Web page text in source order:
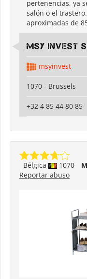
pertenencias, ya
salón o el
aproximadas de
MSY INVEST
msyinvest
1070 - Brussels
+32 4 85 44 80 85
Bélgica 1070
Reportar abuso